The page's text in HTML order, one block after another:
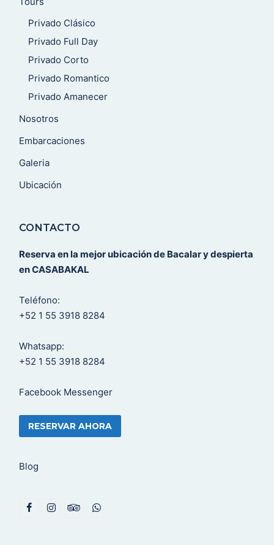
Privado Clásico
Privado Full Day
Privado Corto
Privado Romantico
Privado Amanecer
Nosotros
Embarcaciones
Galeria
Ubicación
CONTACTO
Reserva en la mejor ubicación de Bacalar y despierta
en CASABAKAL
Teléfono:
+52 1 55 3918 8284
Whatsapp:
+52 1 55 3918 8284
Facebook Messenger
RESERVAR AHORA
Blog
F
W